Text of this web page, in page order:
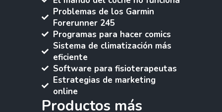
Problemas de los Garmin
Forerunner 245
Programas para hacer comics
Sistema de climatización más
eficiente
Software para fisioterapeutas
Estrategias de marketing
online
Productos más